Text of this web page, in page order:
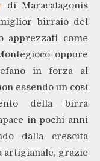
di Maracalagonis
birraio del
apprezzati come
oppure
in forza al
essendo un così
della birra
in pochi anni
dalla crescita
artigianale, grazie